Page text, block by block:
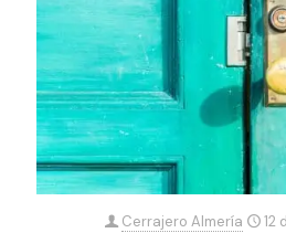
Cerrajero Almería 12